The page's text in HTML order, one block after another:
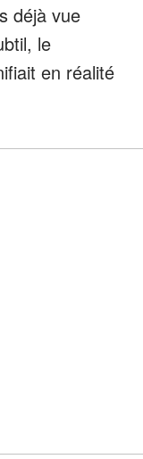
déjà vue
le
en réalité